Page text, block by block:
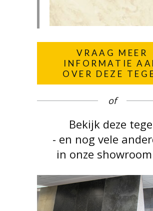
VRAAG MEER
INFORMATIE
OVER DEZE
of
Bekijk deze
- en nog vele
in onze showroom